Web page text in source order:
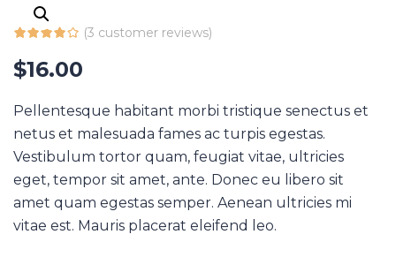
(3 customer reviews)
$16.00
Pellentesque habitant morbi tristique senectus et
netus et malesuada fames ac turpis egestas.
Vestibulum tortor quam, feugiat vitae, ultricies
eget, tempor sit amet, ante. Donec eu libero sit
amet quam egestas semper. Aenean ultricies mi
vitae est. Mauris placerat eleifend leo.